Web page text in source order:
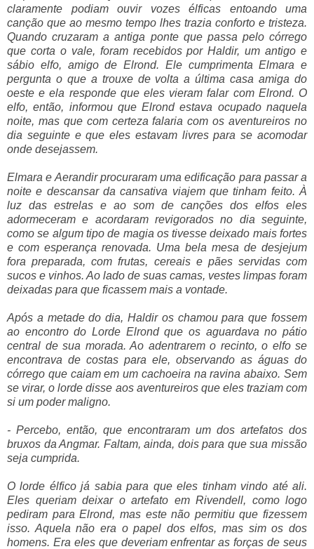
claramente podiam ouvir vozes élficas entoando uma
canção que ao mesmo tempo lhes trazia conforto e tristeza.
Quando cruzaram a antiga ponte que passa pelo córrego
que corta o vale, foram recebidos por Haldir, um antigo e
sábio elfo, amigo de Elrond. Ele cumprimenta Elmara e
pergunta o que a trouxe de volta a última casa amiga do
oeste e ela responde que eles vieram falar com Elrond. O
elfo, então, informou que Elrond estava ocupado naquela
noite, mas que com certeza falaria com os aventureiros no
dia seguinte e que eles estavam livres para se acomodar
onde desejassem.
Elmara e Aerandir procuraram uma edificação para passar a
noite e descansar da cansativa viajem que tinham feito. À
luz das estrelas e ao som de canções dos elfos eles
adormeceram e acordaram revigorados no dia seguinte,
como se algum tipo de magia os tivesse deixado mais fortes
e com esperança renovada. Uma bela mesa de desjejum
fora preparada, com frutas, cereais e pães servidas com
sucos e vinhos. Ao lado de suas camas, vestes limpas foram
deixadas para que ficassem mais a vontade.
Após a metade do dia, Haldir os chamou para que fossem
ao encontro do Lorde Elrond que os aguardava no pátio
central de sua morada. Ao adentrarem o recinto, o elfo se
encontrava de costas para ele, observando as águas do
córrego que caiam em um cachoeira na ravina abaixo. Sem
se virar, o lorde disse aos aventureiros que eles traziam com
si um poder maligno.
- Percebo, então, que encontraram um dos artefatos dos
bruxos da Angmar. Faltam, ainda, dois para que sua missão
seja cumprida.
O lorde élfico já sabia para que eles tinham vindo até ali.
Eles queriam deixar o artefato em Rivendell, como logo
pediram para Elrond, mas este não permitiu que fizessem
isso. Aquela não era o papel dos elfos, mas sim os dos
homens. Era eles que deveriam enfrentar as forças de seus